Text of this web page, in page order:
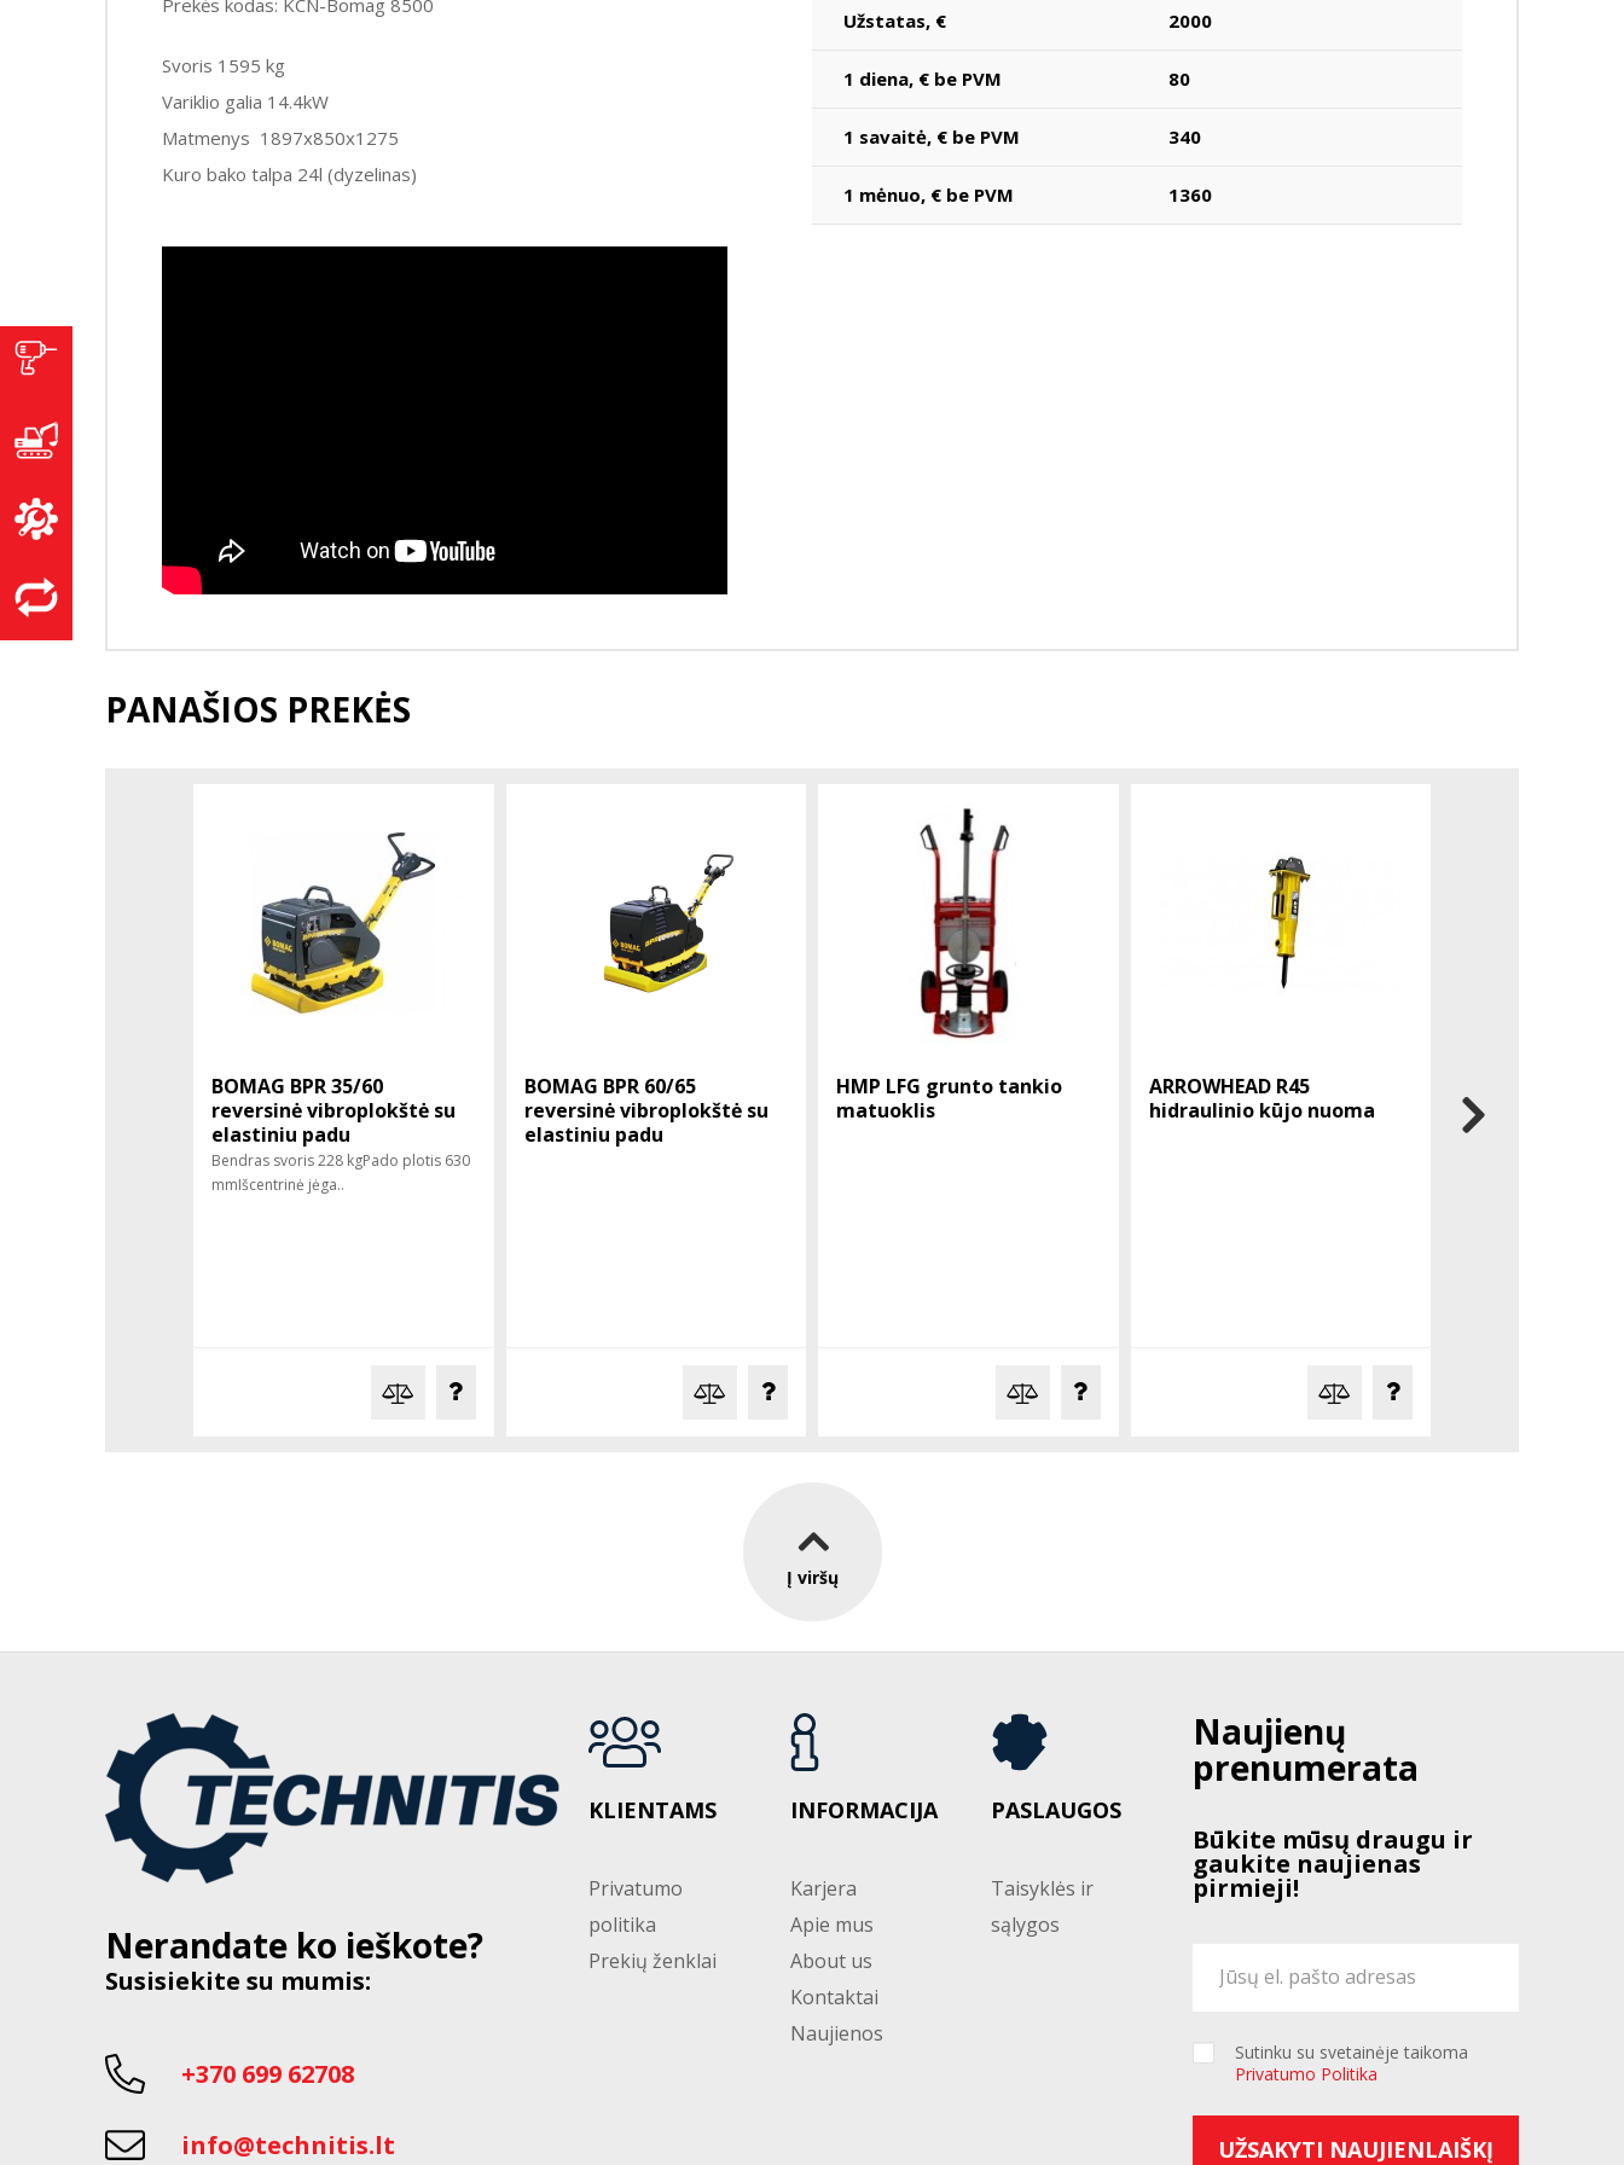
Prekės kodas: KCN-Bomag 8500
Svoris 1595 kg
Variklio galia 14.4kW
Matmenys 1897x850x1275
Kuro bako talpa 24l (dyzelinas)
Užstatas, € 2000
1 diena, € be PVM 80
1 savaitė, € be PVM 340
1 mėnuo, € be PVM 1360
PANAŠIOS PREKĖS
BOMAG BPR 35/60
reversinė vibroplokštė su
elastiniu padu
Bendras svoris 228 kgPado plotis 630
mmIšcentrinė jėga..
BOMAG BPR 60/65
reversinė vibroplokštė su
elastiniu padu
HMP LFG grunto tankio
matuoklis
ARROWHEAD R45
hidraulinio kūjo nuoma
hidraulinis kūjis
Į viršų
Nerandate ko ieškote?
Susisiekite su mumis:
+370 699 62708
info@technitis.lt
KLIENTAMS
Privatumo
politika
Prekių ženklai
INFORMACIJA
Karjera
Apie mus
About us
Kontaktai
Naujienos
PASLAUGOS
Taisyklės ir
sąlygos
Naujienų
prenumerata
Būkite mūsų draugu ir
gaukite naujienas
pirmieji!
Sutinku su svetainėje taikoma
Privatumo Politika
UŽSAKYTI NAUJIENLAIŠKĮ